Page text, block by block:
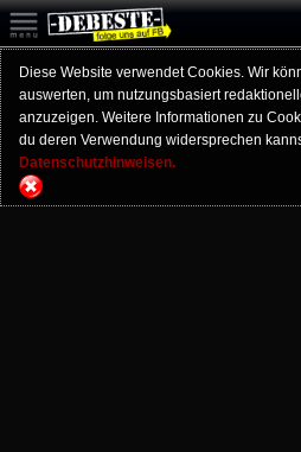
Diese Website verwendet Cookies. Wir
auswerten, um nutzungsbasiert
anzuzeigen. Weitere Informationen zu
du deren Verwendung widersprechen
Datenschutzhinweisen.